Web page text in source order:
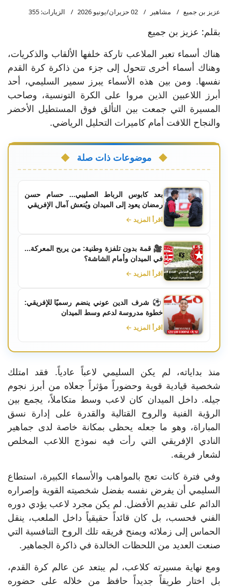
عزيز بن جميع مشاهير 02 حزيران/يونيو 2026 الزيارات: 355
بقلم: عزيز بن جميع
هناك أسماء تعبر الملاعب تاركة خلفها الألقاب والذكريات،
وهناك أسماء أخرى تتحول إلى جزء من ذاكرة كرة القدم
نفسها. ومن بين هذه الأسماء يبرز سمير السليمي، أحد
أبرز اللاعبين الذين مروا على الكرة التونسية، وصاحب
المسيرة التي جمعت بين التألق فوق المستطيل الأخضر
والنجاح اللافت أمام كاميرات التحليل الرياضي.
موضوعات ذات صلة
بعد كابوس الرباط الصليبي… حسام حسن
رمضان يعود إلى الميدان ويُنعش آمال الإفريقي
اقرأ المزيد ←
🎥 قمة بدون تلفزة وطنية: من يربح المعركة…
في الميدان وأمام الشاشة؟
اقرأ المزيد ←
⚽ شرف الدين عوني ينضم رسميًا للإفريقي:
خطوة مدروسة لدعم وسط الميدان
اقرأ المزيد ←
منذ بداياته، لم يكن السليمي لاعباً عادياً. فقد امتلك
شخصية قيادية قوية وحضوراً مؤثراً جعلاه من أبرز نجوم
جيله. داخل الميدان كان لاعب وسط متكاملاً، يجمع بين
الرؤية الفنية والروح القتالية والقدرة على إدارة نسق
المباراة، وهو ما جعله يحظى بمكانة خاصة لدى جماهير
النادي الإفريقي التي رأت فيه نموذج اللاعب المخلص
لشعار فريقه.
وفي فترة كانت تعج بالمواهب والأسماء الكبيرة، استطاع
السليمي أن يفرض نفسه بفضل شخصيته القوية وإصراره
الدائم على تقديم الأفضل. لم يكن مجرد لاعب يؤدي دوره
الفني فحسب، بل كان قائداً حقيقياً داخل الملعب، ينقل
الحماس إلى زملائه ويمنح فريقه تلك الروح التنافسية التي
صنعت العديد من اللحظات الخالدة في ذاكرة الجماهير.
ومع نهاية مسيرته كلاعب، لم يبتعد عن عالم كرة القدم،
بل اختار طريقاً جديداً حافظ من خلاله على حضوره